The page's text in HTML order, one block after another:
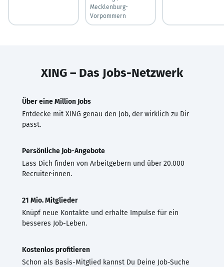
Mecklenburg-
Vorpommern
XING – Das Jobs-Netzwerk
Über eine Million Jobs
Entdecke mit XING genau den Job, der wirklich zu Dir
passt.
Persönliche Job-Angebote
Lass Dich finden von Arbeitgebern und über 20.000
Recruiter·innen.
21 Mio. Mitglieder
Knüpf neue Kontakte und erhalte Impulse für ein
besseres Job-Leben.
Kostenlos profitieren
Schon als Basis-Mitglied kannst Du Deine Job-Suche